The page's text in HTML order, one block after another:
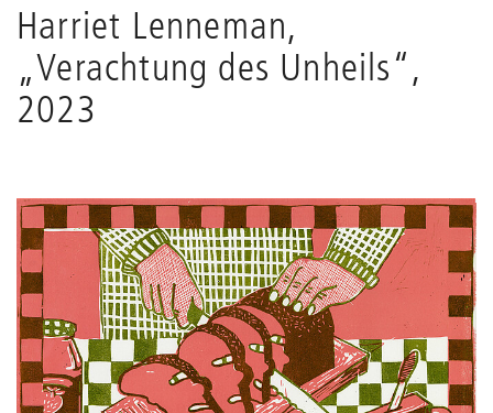
der
Webseite
Harriet Lenneman,
„Verachtung des Unheils“,
2023